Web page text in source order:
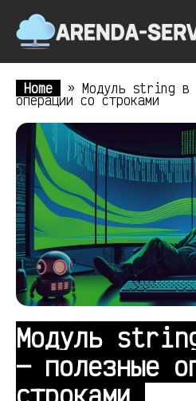
Home » Модуль string в
операции со строками
Модуль
— полезные